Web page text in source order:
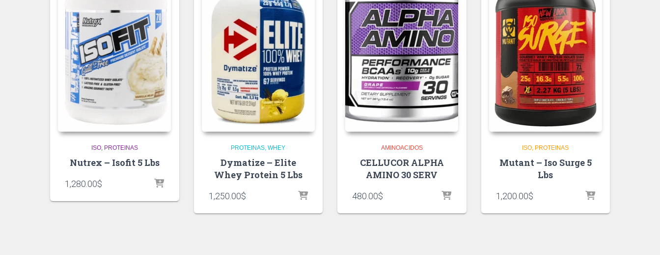
ISO PROTEINAS
Nutrex – Isofit 5 Lbs
1,280.00$
PROTEINAS WHEY
Dymatize – Elite
Whey Protein 5 Lbs
1,250.00$
AMINOACIDOS
CELLUCOR ALPHA
AMINO 30 SERV
480.00$
ISO PROTEINAS
Mutant – Iso Surge 5
Lbs
1,200.00$